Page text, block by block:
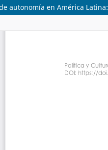
autonomía en América Latina: